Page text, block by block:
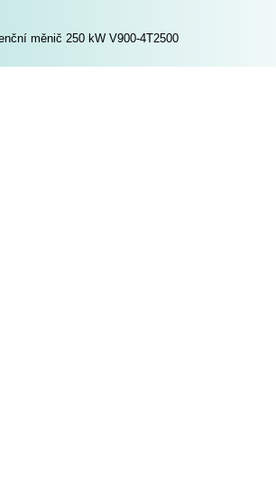
měnič 250 kW V900-4T2500